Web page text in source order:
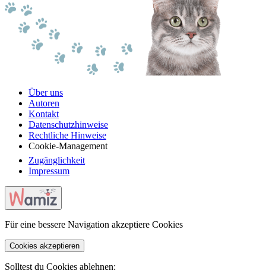
Über uns
Autoren
Kontakt
Datenschutzhinweise
Rechtliche Hinweise
Cookie-Management
Zugänglichkeit
Impressum
Für eine bessere Navigation akzeptiere Cookies
Cookies akzeptieren
Solltest du Cookies ablehnen: